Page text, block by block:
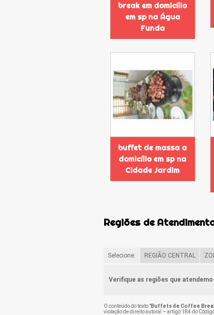
break em domicílio
em sp na Água
Funda
buffet de massa a
domicílio em sp na
Cidade Jardim
Regiões de
Selecione: REGIÃO CENTRAL
Verifique as regiões que
O conteúdo do texto "Buffets de Coffee
violação de direito autoral – artigo 184 do